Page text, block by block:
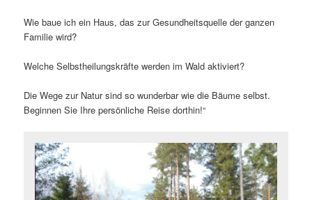
Wie baue ich ein Haus, das zur Gesundheitsquelle der ganzen
Familie wird?
Welche Selbstheilungskräfte werden im Wald aktiviert?
Die Wege zur Natur sind so wunderbar wie die Bäume selbst.
Beginnen Sie Ihre persönliche Reise dorthin!“